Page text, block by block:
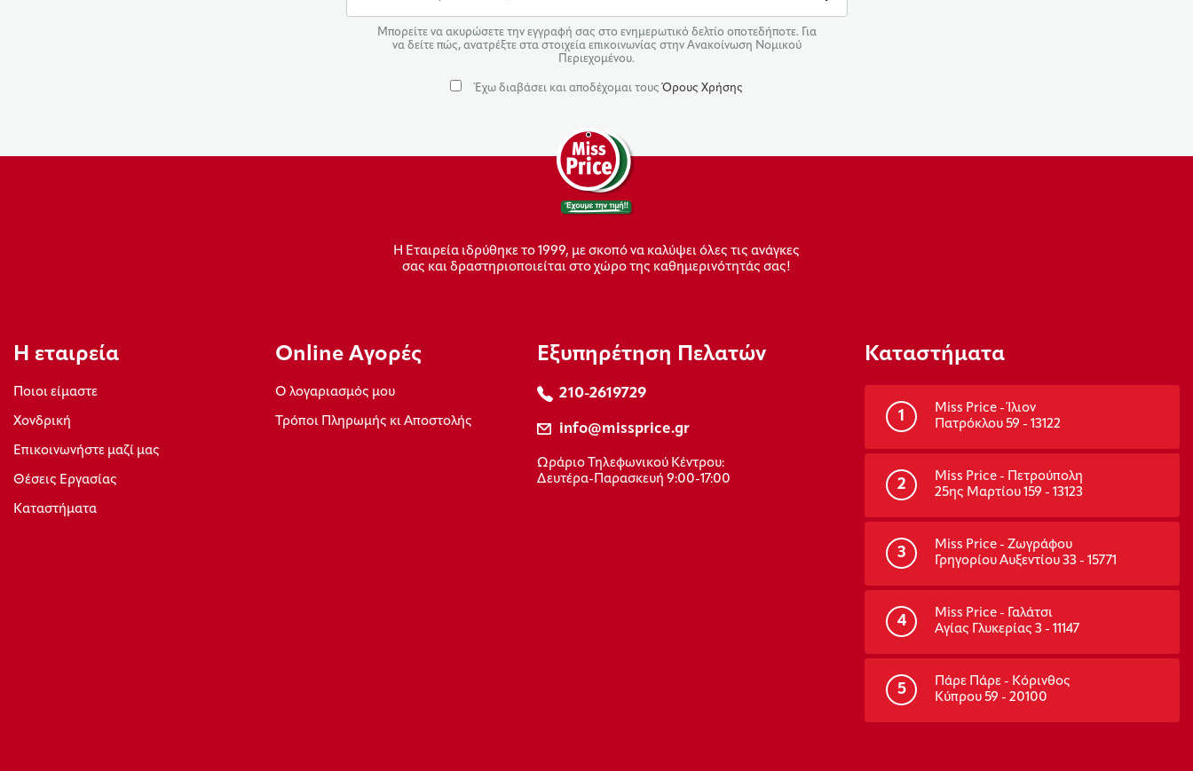
Μπορείτε να ακυρώσετε την εγγραφή σας στο ενημερωτικό δελτίο οποτεδήποτε. Για
να δείτε πώς, ανατρέξτε στα στοιχεία επικοινωνίας στην Ανακοίνωση Νομικού
Περιεχομένου.
Έχω διαβάσει και αποδέχομαι τουςΌρους Χρήσης
Η Εταιρεία ιδρύθηκε το 1999, με σκοπό να καλύψει όλες τις ανάγκες
σας και δραστηριοποιείται στο χώρο της καθημερινότητάς σας!
Η εταιρεία
Ποιοι είμαστε
Xονδρική
Επικοινωνήστε μαζί μας
Θέσεις Εργασίας
Καταστήματα
Οnline Αγορές
Ο λογαριασμός μου
Τρόποι Πληρωμής κι Αποστολής
Εξυπηρέτηση Πελατών
210-2619729
info@missprice.gr
Ωράριο Τηλεφωνικού Κέντρου:
Δευτέρα-Παρασκευή 9:00-17:00
Καταστήματα
1
Miss Price - Ίλιον
Πατρόκλου 59 - 13122
2
Miss Price - Πετρούπολη
25ης Μαρτίου 159 - 13123
3
Miss Price - Ζωγράφου
Γρηγορίου Αυξεντίου 33 - 15771
4
Miss Price - Γαλάτσι
Αγίας Γλυκερίας 3 - 11147
5
Πάρε Πάρε - Κόρινθος
Κύπρου 59 - 20100